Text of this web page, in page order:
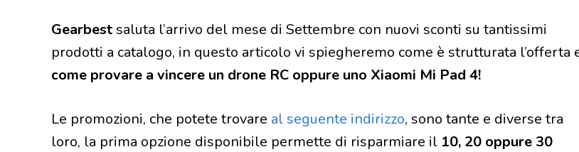
Gearbest saluta l’arrivo del mese di Settembre con nuovi sconti su tantissimi
prodotti a catalogo, in questo articolo vi spiegheremo come è strutturata l’offerta
come provare a vincere un drone RC oppure uno Xiaomi Mi Pad 4!
Le promozioni, che potete trovare al seguente indirizzo, sono tante e diverse tra
loro, la prima opzione disponibile permette di risparmiare il 10, 20 oppure 30